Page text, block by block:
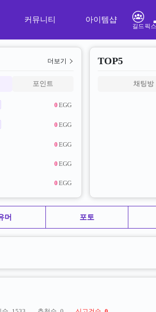
커뮤니티 아이템샵
길드 픽
더보기
포인트
0 EGG
0 EGG
0 EGG
0 EGG
0 EGG
TOP5
채팅방